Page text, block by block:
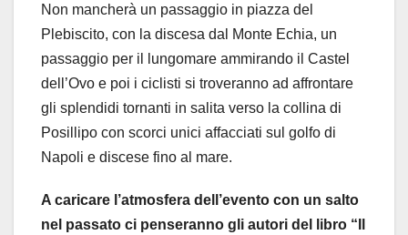
Non mancherà un passaggio in piazza del
Plebiscito, con la discesa dal Monte Echia, un
passaggio per il lungomare ammirando il Castel
dell’Ovo e poi i ciclisti si troveranno ad affrontare
gli splendidi tornanti in salita verso la collina di
Posillipo con scorci unici affacciati sul golfo di
Napoli e discese fino al mare.
A caricare l’atmosfera dell’evento con un salto
nel passato ci penseranno gli autori del libro “Il